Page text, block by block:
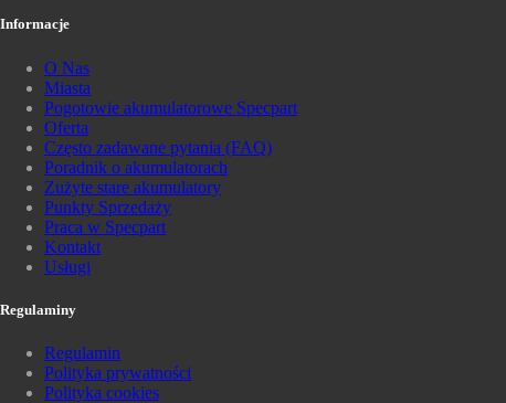
Informacje
O Nas
Miasta
Pogotowie akumulatorowe Specpart
Oferta
Często zadawane pytania (FAQ)
Poradnik o akumulatorach
Zużyte stare akumulatory
Punkty Sprzedaży
Praca w Specpart
Kontakt
Usługi
Regulaminy
Regulamin
Polityka prywatności
Polityka cookies